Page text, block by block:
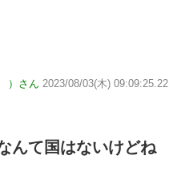
）さん 2023/08/03(木) 09:09:25.22
んて国はないけどね